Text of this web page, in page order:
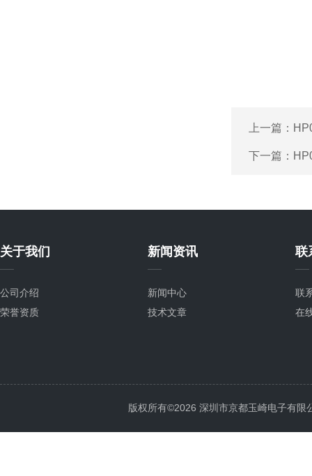
上一篇：
下一篇：
关于我们
公司介绍
荣誉资质
新闻资讯
新闻中心
技术文章
联
联
在
版权所有©2026 深圳市京都玉崎电子有